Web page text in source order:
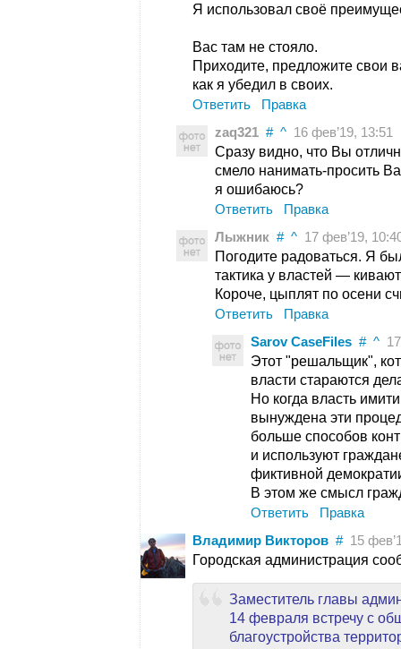
Я использовал своё
Вас там не стояло.
Приходите, предложите свои
как я убедил в своих.
Ответить
Правка
zaq321 # ^ 16 фев’19, 13:51
Сразу видно, что Вы
смело нанимать-просить
я ошибаюсь?
Ответить
Правка
Лыжник # ^ 17 фев’19,
Погодите радоваться. Я
тактика у властей —
Короче, цыплят по осени
Ответить
Правка
Sarov CaseFiles # ^
Этот "решальщик",
власти стараются
Но когда власть
вынуждена эти
больше способов
и используют
фиктивной
В этом же смысл
Ответить
Правка
Владимир Викторов #15
Городская администрация
Заместитель главы
14 февраля встречу с
благоустройства